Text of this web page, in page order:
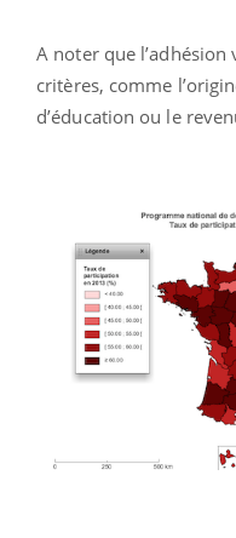
A noter que
critères, comme
d’éducation ou le